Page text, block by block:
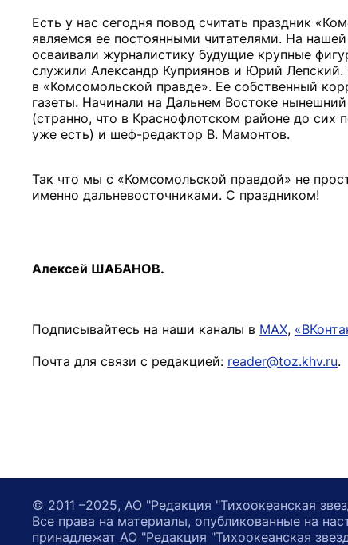
Есть у нас сегодня повод считать праздник
являемся ее постоянными читателями. На
осваивали журналистику будущие крупные
служили Александр Куприянов и Юрий
в «Комсомольской правде». Ее собственный
газеты. Начинали на Дальнем Востоке
(странно, что в Краснофлотском районе до
уже есть) и шеф-редактор В. Мамонтов.
Так что мы с «Комсомольской правдой» не
именно дальневосточниками. С праздником!
Алексей ШАБАНОВ.
Подписывайтесь на наши каналы в MAX,
Почта для связи с редакцией: reader@toz.khv.ru.
© 2011 –2025, АО "Редакция "Тихоокеанская
Все права на материалы, опубликованные на
принадлежат АО "Редакция "Тихоокеанская